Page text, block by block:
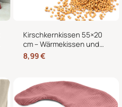
Kirschkernkissen 55×20
cm – Wärmekissen und
Kältekissen mit 100%
Kirschkernen, für
Nacken Rücken Bauch
8,99€